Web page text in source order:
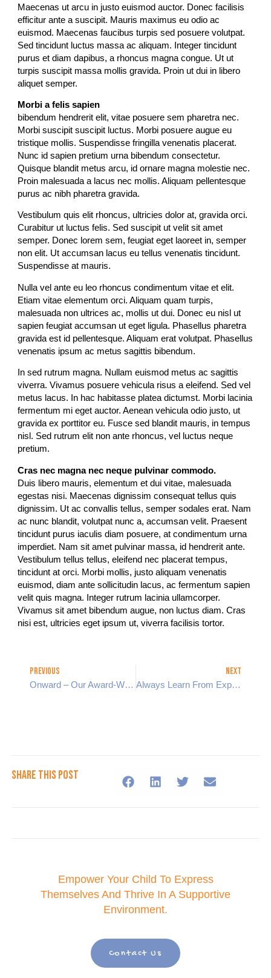
Maecenas ut arcu in justo euismod auctor. Donec facilisis
efficitur ante a suscipit. Mauris maximus eu odio ac
euismod. Maecenas faucibus turpis sed posuere volutpat.
Sed tincidunt luctus massa ac aliquam. Integer tincidunt
purus et diam dapibus, a rhoncus magna congue. Ut ut
turpis suscipit massa mollis gravida. Proin ut dui in libero
aliquet semper.
Morbi a felis sapien
bibendum hendrerit elit, vitae posuere sem pharetra nec.
Morbi suscipit suscipit luctus. Morbi posuere augue eu
tristique mollis. Suspendisse fringilla venenatis placerat.
Nunc id sapien pretium urna bibendum consectetur.
Quisque blandit metus arcu, id ornare magna molestie nec.
Proin malesuada a lacus nec mollis. Aliquam pellentesque
purus ac nibh pharetra gravida.
Vestibulum quis elit rhoncus, ultricies dolor at, gravida orci.
Curabitur ut luctus felis. Sed suscipit ut velit sit amet
semper. Donec lorem sem, feugiat eget laoreet in, semper
non elit. Ut accumsan lacus eu tellus venenatis tincidunt.
Suspendisse at mauris.
Nulla vel ante eu leo rhoncus condimentum vitae et elit.
Etiam vitae elementum orci. Aliquam quam turpis,
malesuada non ultrices ac, mollis ut dui. Donec eu nisl ut
sapien feugiat accumsan ut eget ligula. Phasellus pharetra
gravida est id pellentesque. Aliquam erat volutpat. Phasellus
venenatis ipsum ac metus sagittis bibendum.
In sed rutrum magna. Nullam euismod metus ac sagittis
viverra. Vivamus posuere vehicula risus a eleifend. Sed vel
metus lacus. In hac habitasse platea dictumst. Morbi lacinia
fermentum mi eget auctor. Aenean vehicula odio justo, ut
gravida ex porttitor eu. Fusce sed blandit mauris, in tempus
nisl. Sed rutrum elit non ante rhoncus, vel luctus neque
pretium.
Cras nec magna nec neque pulvinar commodo.
Duis libero mauris, elementum et dui vitae, malesuada
egestas nisi. Maecenas dignissim consequat tellus quis
dignissim. Ut ac convallis tellus, semper sodales erat. Nam
ac nunc blandit, volutpat nunc a, accumsan velit. Praesent
tincidunt purus iaculis diam posuere, at condimentum urna
imperdiet. Nam sit amet pulvinar massa, id hendrerit ante.
Vestibulum tellus tellus, eleifend nec placerat tempus,
tincidunt at orci. Morbi mollis, justo aliquam venenatis
euismod, diam ante sollicitudin lacus, ac fermentum sapien
velit quis magna. Integer rutrum lacinia ullamcorper.
Vivamus sit amet bibendum augue, non luctus diam. Cras
nisi est, ultricies eget ipsum ut, viverra facilisis tortor.
Previous
Onward – Our Award-Winning Creative Campaign
Next
Always Learn From Experience And Past Mistakes
Share This Post
Empower Your Child To Express
Themselves And Thrive In A Supportive
Environment.
Contact Us